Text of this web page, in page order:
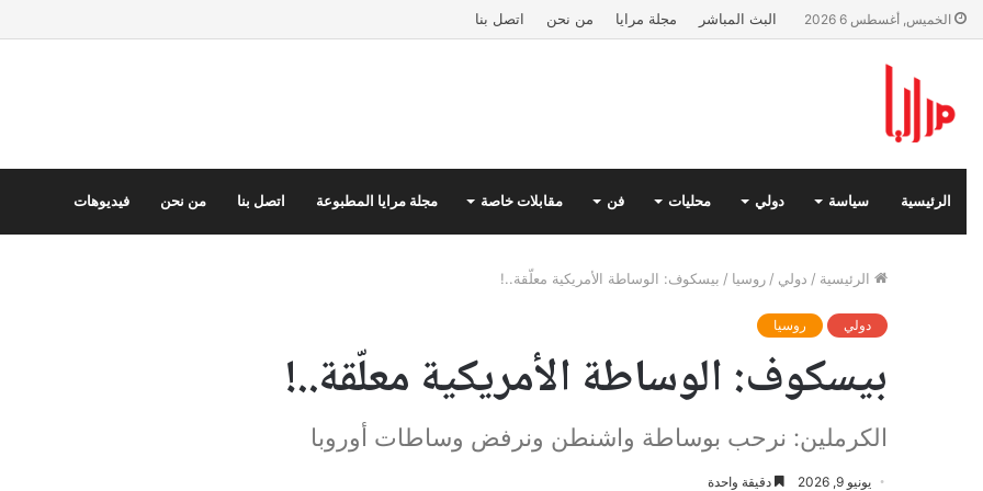
الخميس, أغسطس 6 2026 البث المباشر مجلة مرايا من نحن اتصل بنا
الرئيسية سياسة دولي محليات فن مقابلات خاصة مجلة مرايا المطبوعة اتصل بنا من نحن فيديوهات
الرئيسية / دولي / روسيا / بيسكوف: الوساطة الأمريكية معلّقة..!
دولي روسيا
بيسكوف: الوساطة الأمريكية معلّقة..!
الكرملين: نرحب بوساطة واشنطن ونرفض وساطات أوروبا
يونيو 9, 2026 دقيقة واحدة